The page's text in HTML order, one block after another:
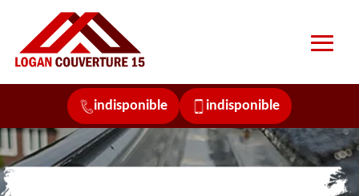
indisponible indisponible